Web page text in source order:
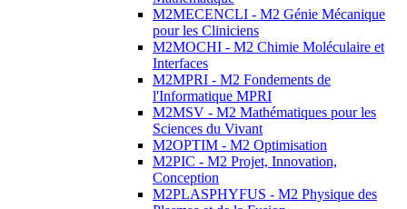
M2MECENCLI - M2 Génie Mécanique
pour les Cliniciens
M2MOCHI - M2 Chimie Moléculaire et
Interfaces
M2MPRI - M2 Fondements de
l'Informatique MPRI
M2MSV - M2 Mathématiques pour les
Sciences du Vivant
M2OPTIM - M2 Optimisation
M2PIC - M2 Projet, Innovation,
Conception
M2PLASPHYFUS - M2 Physique des